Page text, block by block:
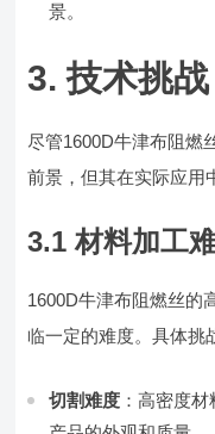
景。
3. 技术挑战
尽管1600D牛津布阻燃
前景，但其在实际应用
3.1 材料加工
1600D牛津布阻燃丝的
临一定的难度。具体挑
切割难度 ：高密度